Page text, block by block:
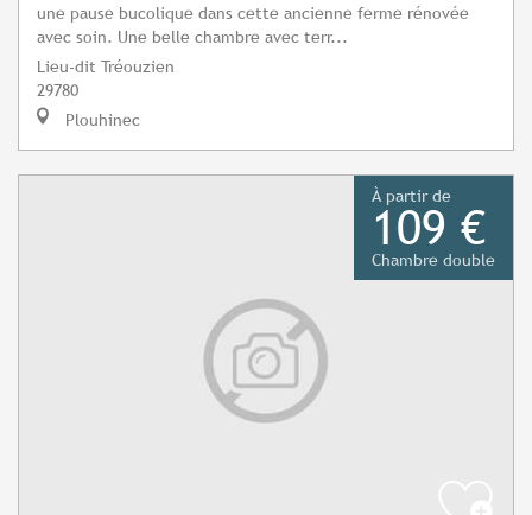
une pause bucolique dans cette ancienne ferme rénovée
avec soin. Une belle chambre avec terr...
Lieu-dit Tréouzien
29780
Plouhinec
À partir de
109 €
Chambre double